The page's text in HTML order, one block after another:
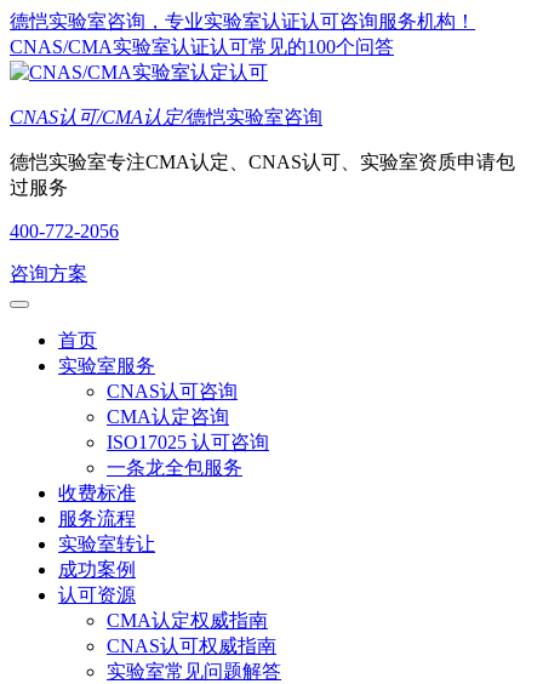
德恺实验室咨询，专业实验室认证认可咨询服务机构！
CNAS/CMA实验室认证认可常见的100个问答
CNAS认可/CMA认定/德恺实验室咨询
德恺实验室专注CMA认定、CNAS认可、实验室资质申请包
过服务
400-772-2056
咨询方案
首页
实验室服务
CNAS认可咨询
CMA认定咨询
ISO17025 认可咨询
一条龙全包服务
收费标准
服务流程
实验室转让
成功案例
认可资源
CMA认定权威指南
CNAS认可权威指南
实验室常见问题解答